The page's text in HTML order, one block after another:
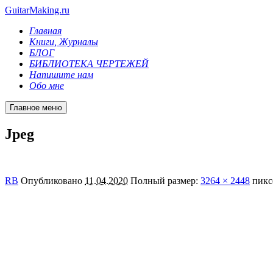
GuitarMaking.ru
Главная
Книги, Журналы
БЛОГ
БИБЛИОТЕКА ЧЕРТЕЖЕЙ
Напишите нам
Обо мне
Главное меню
Jpeg
RB Опубликовано 11.04.2020 Полный размер: 3264 × 2448